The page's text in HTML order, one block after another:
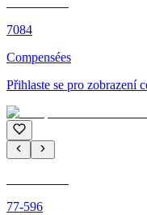
7084
Compensées
Přihlaste se pro zobrazení
77-596